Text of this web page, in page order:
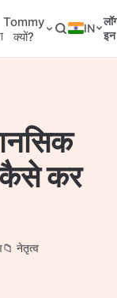
Tommy
क्यों?
IN
इन
कैसे कर
नेतृत्व